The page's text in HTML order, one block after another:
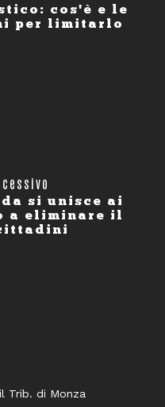
cos'è e le
per limitarlo
si unisce ai
a eliminare il
Trib. di Monza